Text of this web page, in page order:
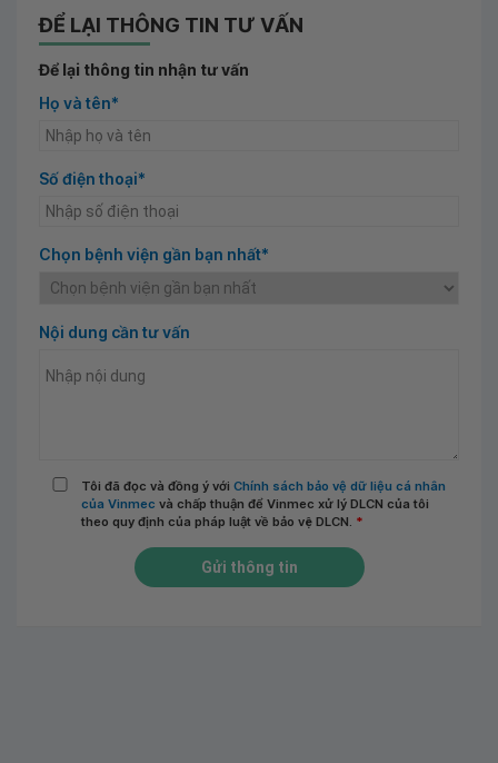
ĐỂ LẠI THÔNG TIN TƯ VẤN
Để lại thông tin nhận tư vấn
Họ và tên*
Số điện thoại*
Chọn bệnh viện gần bạn nhất*
Nội dung cần tư vấn
Tôi đã đọc và đồng ý với Chính sách bảo vệ dữ liệu cá nhân
của Vinmec và chấp thuận để Vinmec xử lý DLCN của tôi
theo quy định của pháp luật về bảo vệ DLCN. *
Gửi thông tin